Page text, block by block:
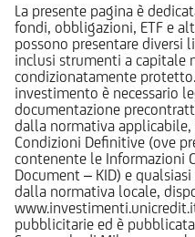
La presente pagina è
fondi, obbligazioni, ETF e
possono presentare diversi
inclusi strumenti a capitale
condizionatamente
investimento è necessario
documentazione
dalla normativa
Condizioni Definitive (ove
contenente le Informazioni
Document – KID) e
dalla normativa locale,
pubblicitarie ed è